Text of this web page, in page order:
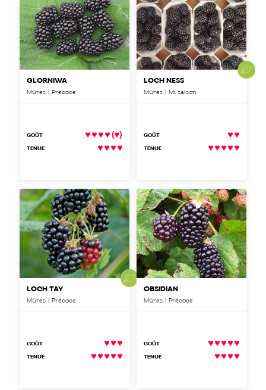
GLORNIWA
Mûres | Précoce
GOÛT ( )
TENUE
LOCH NESS
Mûres | Mi saison
GOÛT
TENUE
LOCH TAY
Mûres | Précoce
GOÛT
TENUE
OBSIDIAN
Mûres | Précoce
GOÛT
TENUE